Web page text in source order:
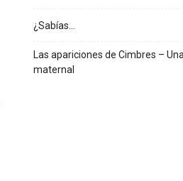
¿Sabías…
Las apariciones de Cimbres –
maternal